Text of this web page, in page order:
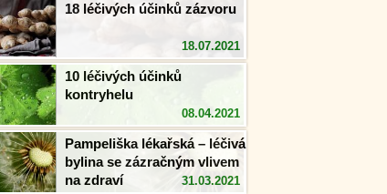
18 léčivých účinků zázvoru
18.07.2021
10 léčivých účinků
kontryhelu
08.04.2021
Pampeliška lékařská – léčivá
bylina se zázračným vlivem
na zdraví
31.03.2021